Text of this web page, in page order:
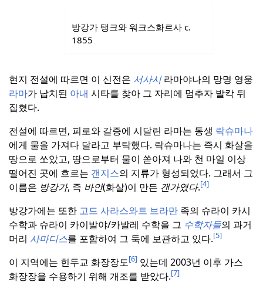
방강가 탱크와 워크스화르사 c.
1855
현지 전설에 따르면 이 신전은 서사시라마야나의 망명 영웅
라마가 납치된 아내 시타를 찾아 그 자리에 멈추자 발칵 뒤
집혔다.
전설에 따르면, 피로와 갈증에 시달린 라마는 동생 락슈마나
에게 물을 가져다 달라고 부탁했다. 락슈마나는 즉시 화살을
땅으로 쏘았고, 땅으로부터 물이 쏟아져 나와 천 마일 이상
떨어진 곳에 흐르는 갠지스의 지류가 형성되었다. 그래서 그
이름은 방강가, 즉 바안(화살)이 만든 갠가였다.[4]
방강가에는 또한 고드 사라스와트 브라만 족의 슈라이 카시
수학과 슈라이 카이발야/카발레 수학을 그 수학자들의 과거
머리 사마디스를 포함하여 그 둑에 보관하고 있다.[5]
이 지역에는 힌두교 화장장도[6] 있는데 2003년 이후 가스
화장장을 수용하기 위해 개조를 받았다.[7]